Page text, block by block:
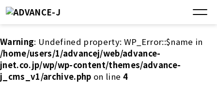
Warning: Undefined property: WP_Error::$name in
/home/users/1/advancej/web/advance-
jnet.co.jp/wp/wp-content/themes/advance-
j_cms_v1/archive.php on line 4